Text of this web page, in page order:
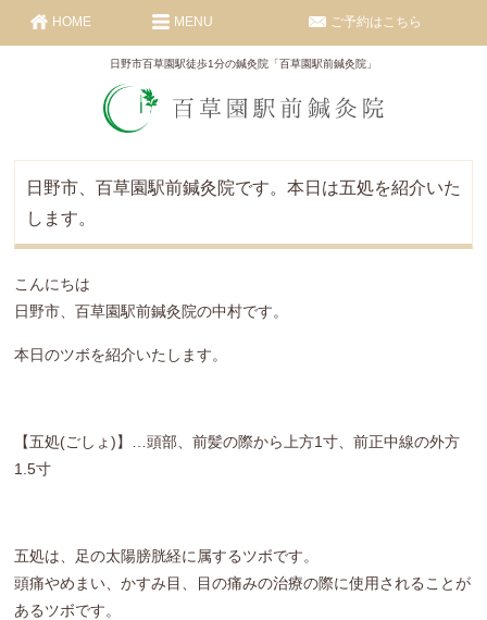
日野市百草園駅徒歩1分の鍼灸院「百草園駅前鍼灸院」
HOME ご予約はこちら
MENU
日野市、百草園駅前鍼灸院です。本日は五処を紹介いた
します。
こんにちは
日野市、百草園駅前鍼灸院の中村です。
本日のツボを紹介いたします。
【五処(ごしょ)】…頭部、前髪の際から上方1寸、前正中線の外方
1.5寸
五処は、足の太陽膀胱経に属するツボです。
頭痛やめまい、かすみ目、目の痛みの治療の際に使用されることが
あるツボです。